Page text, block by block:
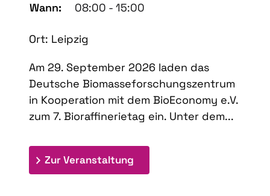
Wann:
08:00 - 15:00
Ort: Leipzig
Am 29. September 2026 laden das
Deutsche Biomasseforschungszentrum
in Kooperation mit dem BioEconomy e.V.
zum 7. Bioraffinerietag ein. Unter dem...
Zur Veranstaltung